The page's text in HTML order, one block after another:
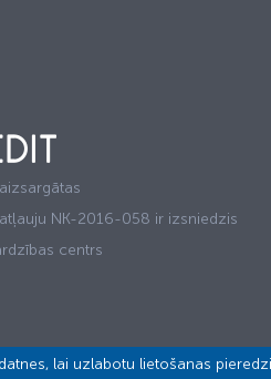
NK-2016-058 ir izsniedzis
centrs
lai uzlabotu lietošanas